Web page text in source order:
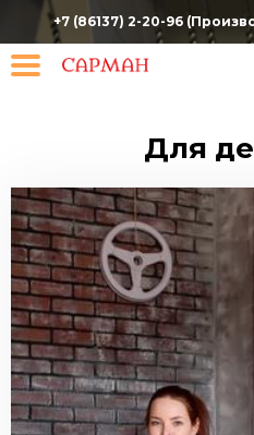
Перейти
основному
содержанию
+7 (86137) 2-20-96
Для